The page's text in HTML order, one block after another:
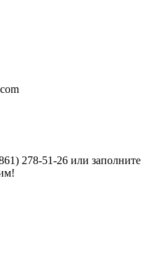
278-51-26 или заполните